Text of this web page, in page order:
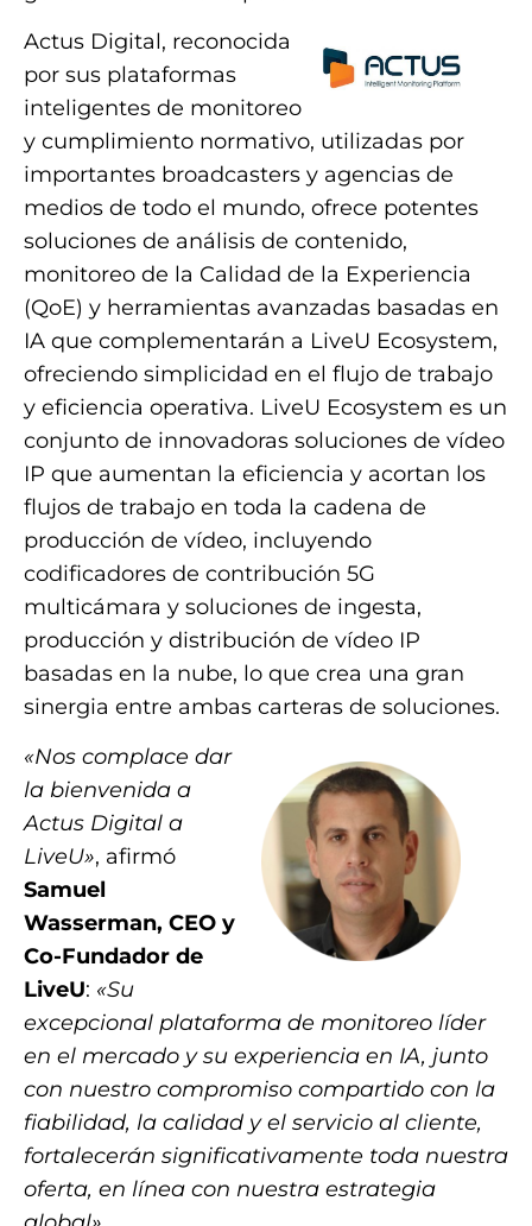
Actus Digital, reconocida
por sus plataformas
inteligentes de monitoreo
y cumplimiento normativo, utilizadas por
importantes broadcasters y agencias de
medios de todo el mundo, ofrece potentes
soluciones de análisis de contenido,
monitoreo de la Calidad de la Experiencia
(QoE) y herramientas avanzadas basadas en
IA que complementarán a LiveU Ecosystem,
ofreciendo simplicidad en el flujo de trabajo
y eficiencia operativa. LiveU Ecosystem es un
conjunto de innovadoras soluciones de vídeo
IP que aumentan la eficiencia y acortan los
flujos de trabajo en toda la cadena de
producción de vídeo, incluyendo
codificadores de contribución 5G
multicámara y soluciones de ingesta,
producción y distribución de vídeo IP
basadas en la nube, lo que crea una gran
sinergia entre ambas carteras de soluciones.
«Nos complace dar
la bienvenida a
Actus Digital a
LiveU», afirmó
Samuel
Wasserman, CEO y
Co-Fundador de
LiveU: «Su
excepcional plataforma de monitoreo líder
en el mercado y su experiencia en IA, junto
con nuestro compromiso compartido con la
fiabilidad, la calidad y el servicio al cliente,
fortalecerán significativamente toda nuestra
oferta, en línea con nuestra estrategia